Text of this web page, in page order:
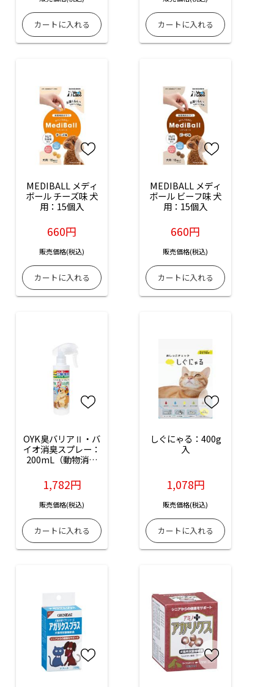
MEDIBALL メディ
ボール チーズ味 犬
用：15個入
660円
販売価格(税込)
MEDIBALL メディ
ボール ビーフ味 犬
用：15個入
660円
販売価格(税込)
OYK臭バリアⅡ・バ
イオ消臭スプレー：
200mL（動物消臭
1,782円
販売価格(税込)
しぐにゃる：400g
入
1,078円
販売価格(税込)